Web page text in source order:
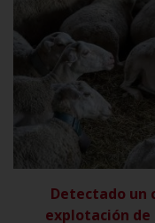
Detectado un
explotación de